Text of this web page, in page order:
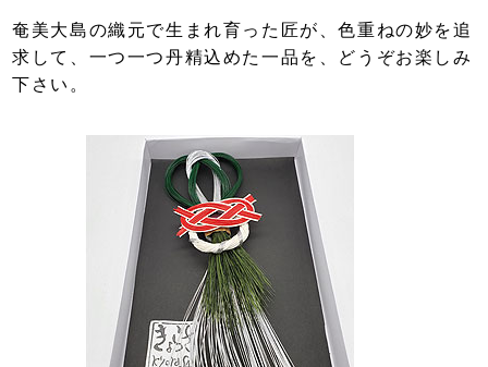
奄美大島の織元で生まれ育った匠が、色重ねの妙を追
求して、一つ一つ丹精込めた一品を、どうぞお楽しみ
下さい。